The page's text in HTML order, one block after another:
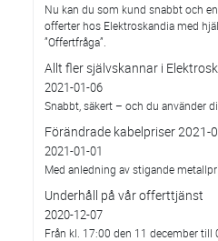
Nu kan du som kund snabbt och
offerter hos Elektroskandia med
”Offertfråga”.
Allt fler självskannar i
2021-01-06
Snabbt, säkert – och du använder
Förändrade kabelpriser 2021-
2021-01-01
Med anledning av stigande
Underhåll på vår offerttjänst
2020-12-07
Från kl. 17:00 den 11 december till